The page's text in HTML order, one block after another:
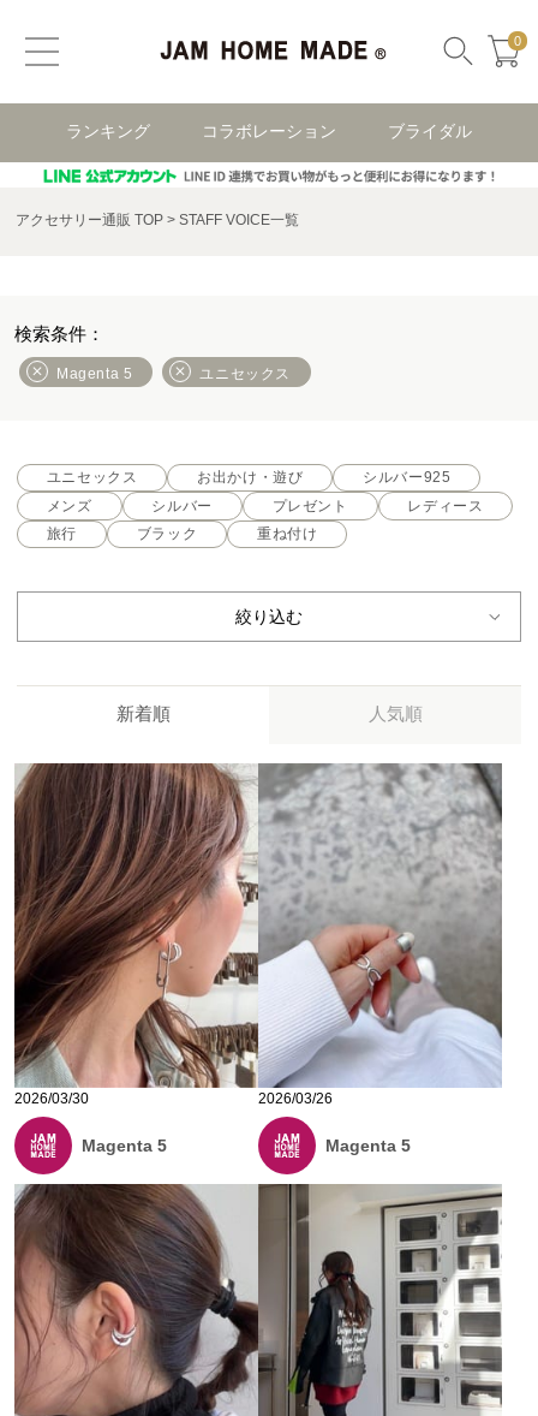
0
ランキング コラボレーション ブライダル
アクセサリー通販 TOP STAFF VOICE一覧
Magenta 5 ユニセックス
ユニセックス お出かけ・遊び
シルバー925
メンズ
シルバー プレゼント
レディース
旅行
ブラック 重ね付け
絞り込む
新着順 人気順
2026/03/30
Magenta 5
2026/03/26
Magenta 5